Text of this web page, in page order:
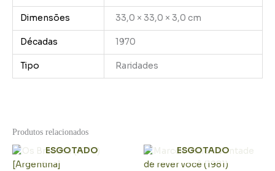
Dimensões 33,0 × 33,0 × 3,0 cm
Décadas 1970
Tipo Raridades
Produtos relacionados
ESGOTADO ESGOTADO